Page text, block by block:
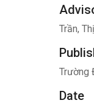
Trần,
Trường
Date